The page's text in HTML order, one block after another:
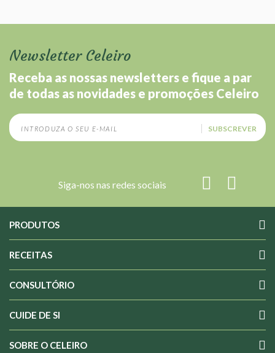
Newsletter Celeiro
Receba as nossas newsletters e fique a par
de todas as novidades e promoções Celeiro
SUBSCREVER
Siga-nos nas redes sociais
PRODUTOS
RECEITAS
CONSULTÓRIO
CUIDE DE SI
SOBRE O CELEIRO